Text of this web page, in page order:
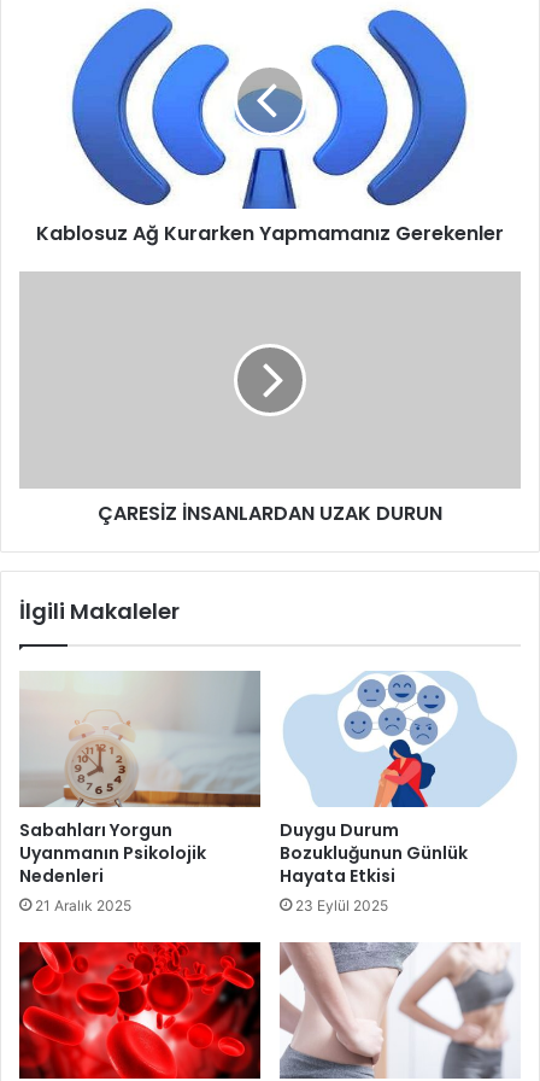
Diş Sağlığı
rahatsızlıklarına, ağız kokusuna, aşırı kirlenmeye karşı
olarak tüketildiğinde etkileri belirgin olarak görülen bu
doğal ürün şekersiz olarak tüketilmelidir.
görünümlü dişlere sahip olmak adına yeşil çay
tüketmenizde fayda var. İleride rahat edebilmek adına
şimdiden kendimize bakmaya başlamalıyız.
Yapmamanız
Gerekenler
Kablosuz Ağ Kurarken Yapmamanız Gerekenler
ÇARESİZ İNSANLARDAN UZAK DURUN
İlgili Makaleler
Sabahları Yorgun
Uyanmanın Psikolojik
Nedenleri
21 Aralık 2025
Duygu Durum
Bozukluğunun Günlük
Hayata Etkisi
23 Eylül 2025